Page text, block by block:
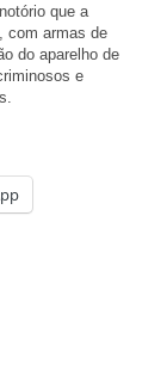
que a
com armas de
do aparelho de
e